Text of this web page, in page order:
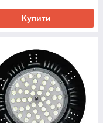
Купити